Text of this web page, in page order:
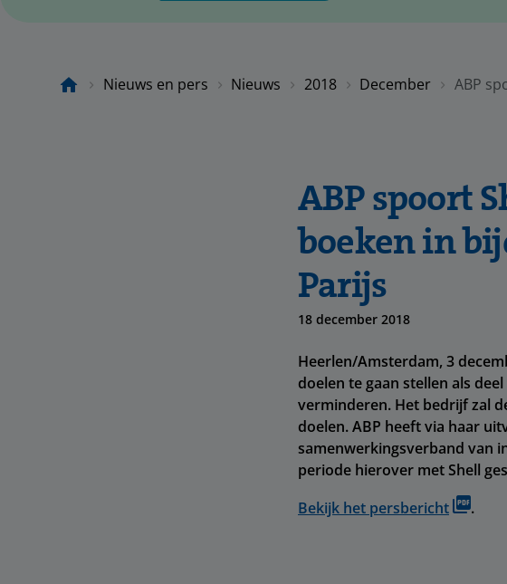
Nieuws en pers Nieuws 2018 December ABP
ABP spoort
boeken in
Parijs
18 december 2018
Heerlen/Amsterdam, 3
doelen te gaan stellen als
verminderen. Het bedrijf zal
doelen. ABP heeft via haar
samenwerkingsverband van
periode hierover met Shell
Bekijk het persbericht
.